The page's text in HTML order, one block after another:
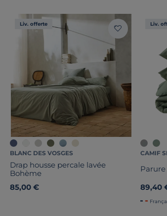
Liv. offerte
BLANC DES VOSGES
Drap housse percale lavée
Bohème
85,00 €
Liv.
CAMIF
89,40